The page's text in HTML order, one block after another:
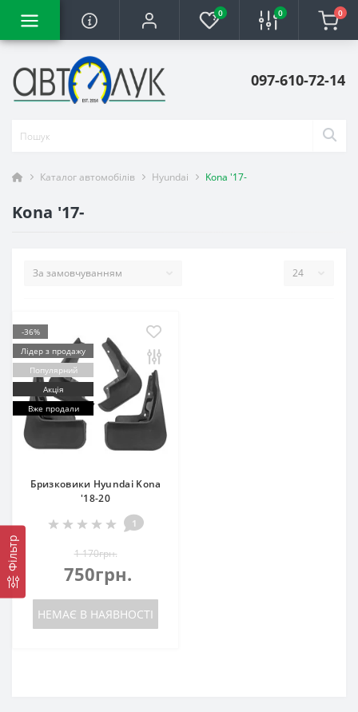
0 0 0
097-610-72-14
Каталог автомобілів Hyundai Kona '17-
Kona '17-
Фільтр
-36%
Лідер з продажу
Популярний
Акція
Вже продали
Бризковики Hyundai Kona
'18-20
1
1 170грн.
750грн.
НЕМАЄ В НАЯВНОСТІ